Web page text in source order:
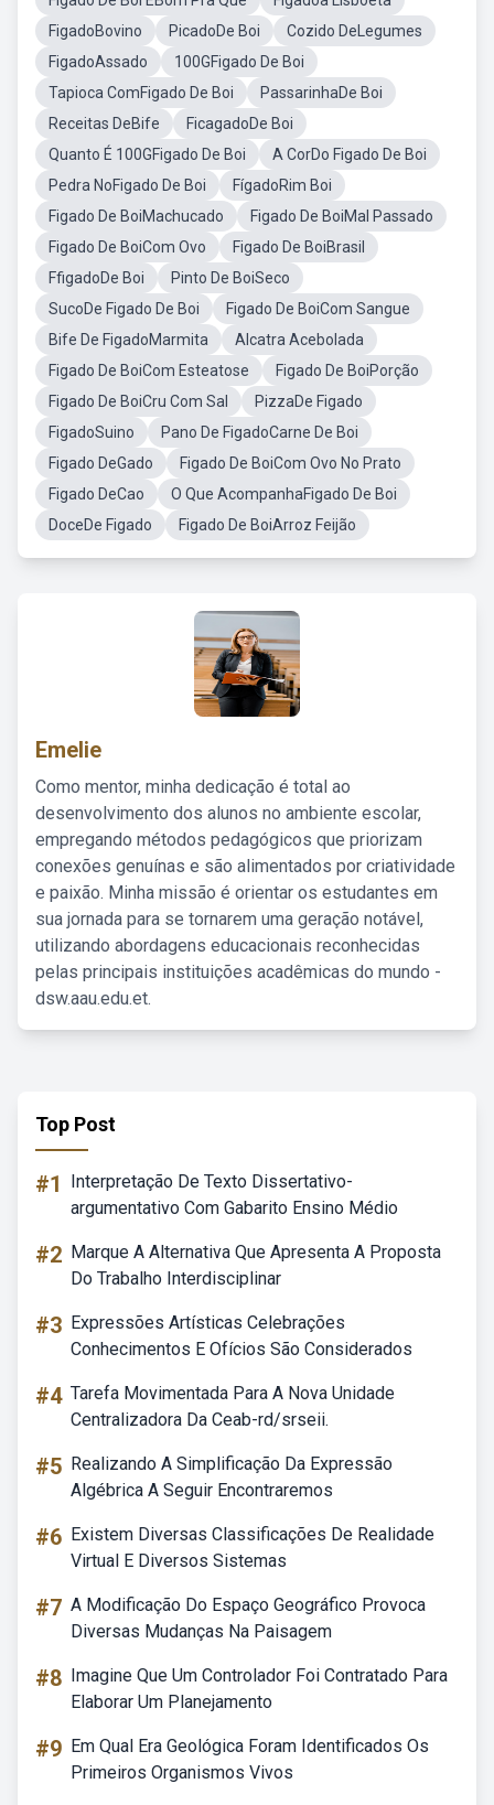
FigadoBovino
PicadoDe Boi
Cozido DeLegumes
FigadoAssado
100GFigado De Boi
Tapioca ComFigado De Boi
PassarinhaDe Boi
Receitas DeBife
FicagadoDe Boi
Quanto É 100GFigado De Boi
A CorDo Figado De Boi
Pedra NoFigado De Boi
FígadoRim Boi
Figado De BoiMachucado
Figado De BoiMal Passado
Figado De BoiCom Ovo
Figado De BoiBrasil
FfigadoDe Boi
Pinto De BoiSeco
SucoDe Figado De Boi
Figado De BoiCom Sangue
Bife De FigadoMarmita
Alcatra Acebolada
Figado De BoiCom Esteatose
Figado De BoiPorção
Figado De BoiCru Com Sal
PizzaDe Figado
FigadoSuino
Pano De FigadoCarne De Boi
Figado DeGado
Figado De BoiCom Ovo No Prato
Figado DeCao
O Que AcompanhaFigado De Boi
DoceDe Figado
Figado De BoiArroz Feijão
Emelie
Como mentor, minha dedicação é total ao
desenvolvimento dos alunos no ambiente escolar,
empregando métodos pedagógicos que priorizam
conexões genuínas e são alimentados por criatividade
e paixão. Minha missão é orientar os estudantes em
sua jornada para se tornarem uma geração notável,
utilizando abordagens educacionais reconhecidas
pelas principais instituições acadêmicas do mundo -
dsw.aau.edu.et.
Top Post
#1
Interpretação De Texto Dissertativo-
argumentativo Com Gabarito Ensino Médio
#2 Marque A Alternativa Que Apresenta A Proposta
Do Trabalho Interdisciplinar
#3 Expressões Artísticas Celebrações
Conhecimentos E Ofícios São Considerados
#4 Tarefa Movimentada Para A Nova Unidade
Centralizadora Da Ceab-rd/srseii.
#5 Realizando A Simplificação Da Expressão
Algébrica A Seguir Encontraremos
#6 Existem Diversas Classificações De Realidade
Virtual E Diversos Sistemas
#7 A Modificação Do Espaço Geográfico Provoca
Diversas Mudanças Na Paisagem
#8 Imagine Que Um Controlador Foi Contratado Para
Elaborar Um Planejamento
#9 Em Qual Era Geológica Foram Identificados Os
Primeiros Organismos Vivos